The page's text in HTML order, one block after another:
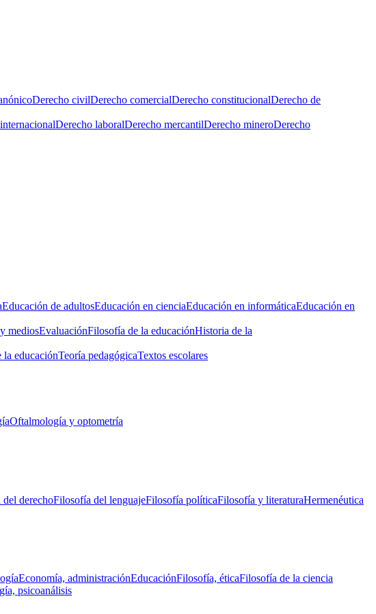
Derecho civilDerecho comercialDerecho constitucionalDerecho de
Derecho laboralDerecho mercantilDerecho mineroDerecho
Educación de adultosEducación en cienciaEducación en informáticaEducación en
mediosEvaluaciónFilosofía de la educaciónHistoria de la
la educaciónTeoría pedagógicaTextos escolares
Oftalmología y optometría
derechoFilosofía del lenguajeFilosofía políticaFilosofía y literaturaHermenéutica
Economía, administraciónEducaciónFilosofía, éticaFilosofía de la ciencia
psicoanálisis